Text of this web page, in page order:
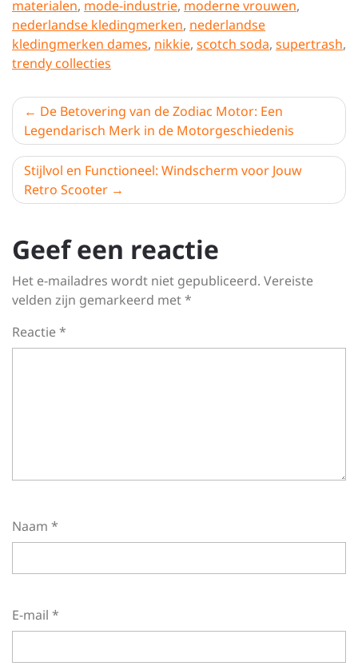
materialen, mode-industrie, moderne vrouwen,
nederlandse kledingmerken, nederlandse
kledingmerken dames, nikkie, scotch soda, supertrash,
trendy collecties
Berichtnavigatie
De Betovering van de Zodiac Motor: Een
Legendarisch Merk in de Motorgeschiedenis
Stijlvol en Functioneel: Windscherm voor Jouw
Retro Scooter
Geef een reactie
Het e-mailadres wordt niet gepubliceerd. Vereiste
velden zijn gemarkeerd met*
Reactie*
Naam *
E-mail *